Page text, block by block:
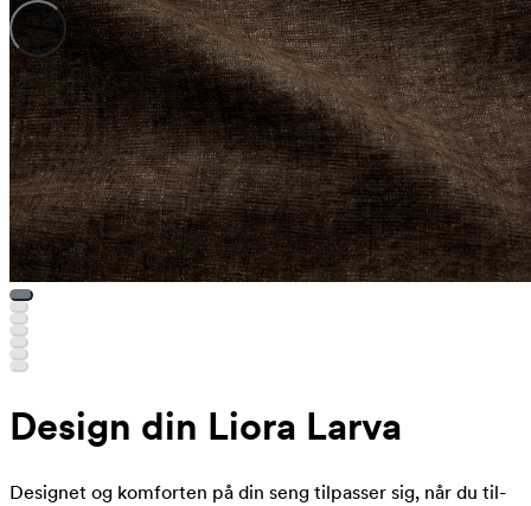
Design din Liora Larva
Designet og komforten på din seng tilpasser sig, når du til-